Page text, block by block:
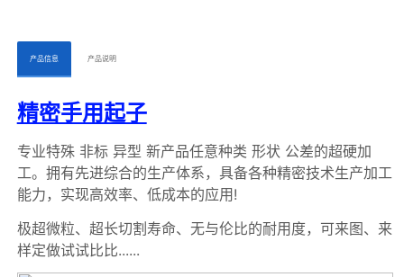
ㅤㅤ产品信息ㅤㅤ ㅤㅤ产品说明ㅤㅤ